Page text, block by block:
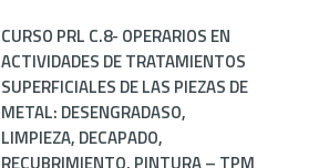
CURSO PRL C.8- OPERARIOS EN
ACTIVIDADES DE TRATAMIENTOS
SUPERFICIALES DE LAS PIEZAS DE
METAL: DESENGRADASO,
LIMPIEZA, DECAPADO,